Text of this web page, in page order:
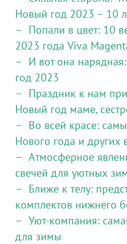
Новый год 2023 – 10
Попали в цвет: 10
2023 года Viva
И вот она
год 2023
Праздник к нам
Новый год маме,
Во всей красе:
Нового года и других
Атмосферное
свечей для уютных
Ближе к телу:
комплектов нижнего
Уют-компания:
для зимы